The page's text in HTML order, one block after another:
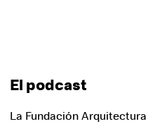
El podcast
La Fundación